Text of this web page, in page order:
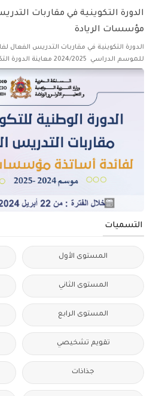
مؤسسات الريادة
الدورة التكوينية في مقاربات التدريس الفعال
للموسم الدراسي 2024/2025 معاينة الدورة التكوينية كاملة
التسميات
المستوى الأول
المستوى الثاني
المستوى الرابع
تقويم تشخيصي
جذاذات